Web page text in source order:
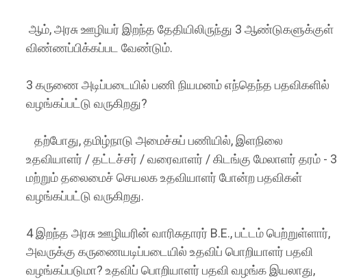
ஆம், அரசு ஊழியர் இறந்த தேதியிலிருந்து 3 ஆண்டுகளுக்குள்
விண்ணப்பிக்கப்பட வேண்டும்.
3 கருணை அடிப்படையில் பணி நியமனம் எந்தெந்த பதவிகளில்
வழங்கப்பட்டு வருகிறது?
தற்போது, தமிழ்நாடு அமைச்சுப் பணியில், இளநிலை
உதவியாளர் / தட்டச்சர் / வரைவாளர் / கிடங்கு மேலாளர் தரம் - 3
மற்றும் தலைமைச் செயலக உதவியாளர் போன்ற பதவிகள்
வழங்கப்பட்டு வருகிறது.
4 இறந்த அரசு ஊழியரின் வாரிசுதாரர் B.E., பட்டம் பெற்றுள்ளார்,
அவருக்கு கருணையடிப்படையில் உதவிப் பொறியாளர் பதவி
வழங்கப்படுமா? உதவிப் பொறியாளர் பதவி வழங்க இயலாது,